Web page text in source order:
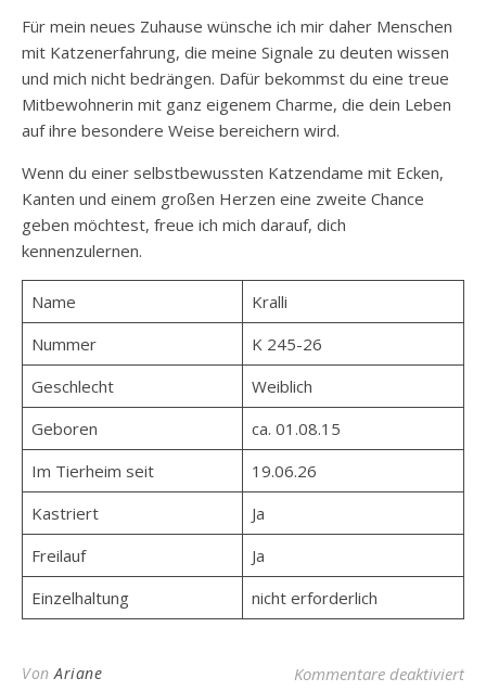
Für mein neues Zuhause wünsche ich mir daher Menschen
mit Katzenerfahrung, die meine Signale zu deuten wissen
und mich nicht bedrängen. Dafür bekommst du eine treue
Mitbewohnerin mit ganz eigenem Charme, die dein Leben
auf ihre besondere Weise bereichern wird.
Wenn du einer selbstbewussten Katzendame mit Ecken,
Kanten und einem großen Herzen eine zweite Chance
geben möchtest, freue ich mich darauf, dich
kennenzulernen.
Name
Kralli
Nummer
K 245-26
Geschlecht
Weiblich
Geboren
ca. 01.08.15
Im Tierheim seit
19.06.26
Kastriert
Ja
Freilauf
Ja
Einzelhaltung
nicht erforderlich
Von Ariane Kommentare deaktiviert